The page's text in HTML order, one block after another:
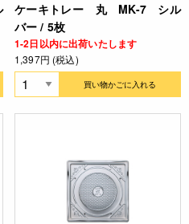
ケーキトレー 丸 MK-7 シル
バー / 5枚
1-2日以内に出荷いたします
1,397円 (税込)
買い物かごに入れる